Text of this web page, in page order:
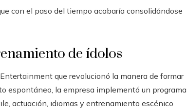
con el paso del tiempo acabaría consolidándose
de ídolos
que revolucionó la manera de formar
espontáneo, la empresa implementó un programa
actuación, idiomas y entrenamiento escénico